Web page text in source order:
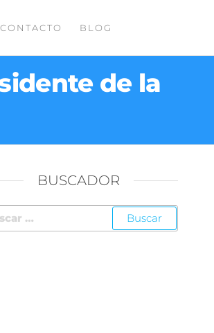
CONTACTO BLOG
de la
BUSCADOR